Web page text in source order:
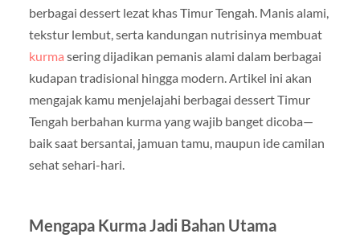
berbagai dessert lezat khas Timur Tengah. Manis alami,
tekstur lembut, serta kandungan nutrisinya membuat
kurma sering dijadikan pemanis alami dalam berbagai
kudapan tradisional hingga modern. Artikel ini akan
mengajak kamu menjelajahi berbagai dessert Timur
Tengah berbahan kurma yang wajib banget dicoba—
baik saat bersantai, jamuan tamu, maupun ide camilan
sehat sehari-hari.
Mengapa Kurma Jadi Bahan Utama